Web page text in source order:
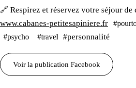
🔗 Respirez et réservez votre séjour de
www.cabanes-petitesapiniere.fr
#psycho
#travel #personnalité
Voir la publication Facebook